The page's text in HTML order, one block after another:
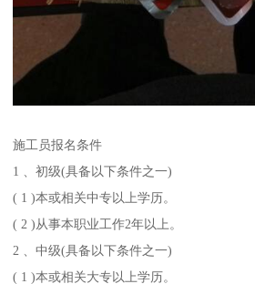
施工员报名条件
1 、初级(具备以下条件之一)
( 1 )本或相关中专以上学历。
( 2 )从事本职业工作2年以上。
2 、中级(具备以下条件之一)
( 1 )本或相关大专以上学历。